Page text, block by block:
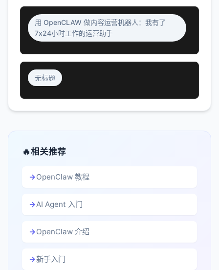
用 OpenCLAW 做内容运营机器人：我有了
7x24小时工作的运营助手
无标题
相关推荐
OpenClaw 教程
AI Agent 入门
OpenClaw 介绍
新手入门